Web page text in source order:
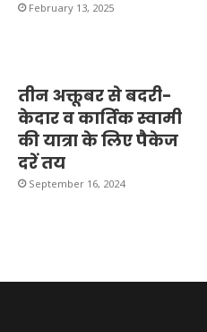
February 13, 2025
तीन अक्तूबर से बदरी-
केदार व कार्तिक स्वामी
की यात्रा के लिए पैकेज
दरें तय
September 16, 2024